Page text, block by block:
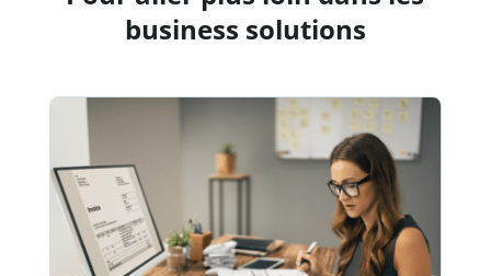
business solutions